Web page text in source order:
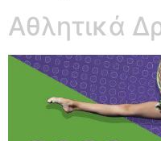
Αθλητικά